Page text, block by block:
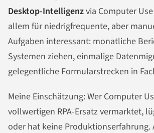
Desktop-Intelligenzvia Computer
allem für niedrigfrequente, aber
Aufgaben interessant: monatliche
Systemen ziehen, einmalige
gelegentliche Formularstrecken in
Meine Einschätzung: Wer Computer
vollwertigen RPA-Ersatz vermarktet,
oder hat keine Produktionserfahrung.